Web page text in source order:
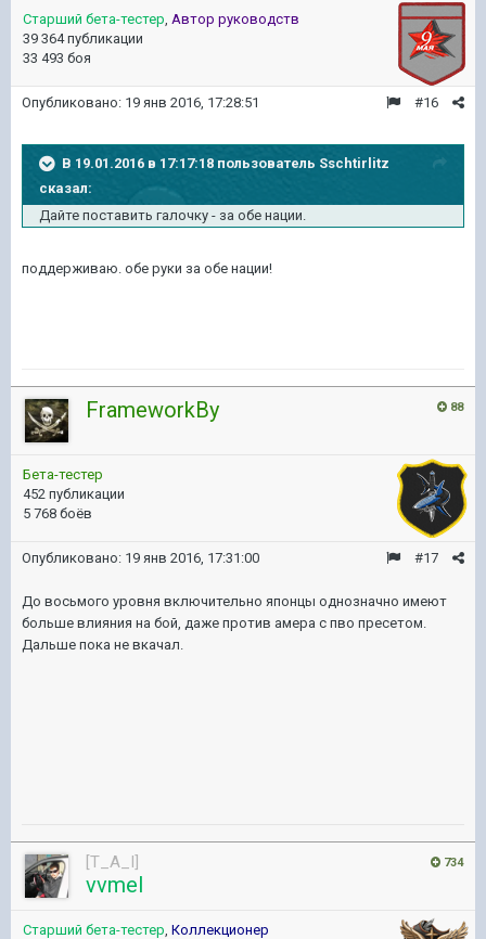
Старший бета-тестер Автор руководств
39 364 публикации
33 493 боя
#16
Опубликовано: 19 янв 2016, 17:28:51
В 19.01.2016 в 17:17:18 пользователь Sschtirlitz
сказал:
Дайте поставить галочку - за обе нации.
поддерживаю. обе руки за обе нации!
88
FrameworkBy
Бета-тестер
452 публикации
5 768 боёв
#17
Опубликовано: 19 янв 2016, 17:31:00
До восьмого уровня включительно японцы однозначно имеют
больше влияния на бой, даже против амера с пво пресетом.
Дальше пока не вкачал.
734
[T_A_I]
vvmel
Старший бета-тестер Коллекционер